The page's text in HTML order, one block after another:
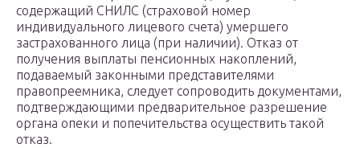
содержащий СНИЛС (страховой номер
индивидуального лицевого счета) умершего
застрахованного лица (при наличии). Отказ от
получения выплаты пенсионных накоплений,
подаваемый законными представителями
правопреемника, следует сопроводить документами,
подтверждающими предварительное разрешение
органа опеки и попечительства осуществить такой
отказ.